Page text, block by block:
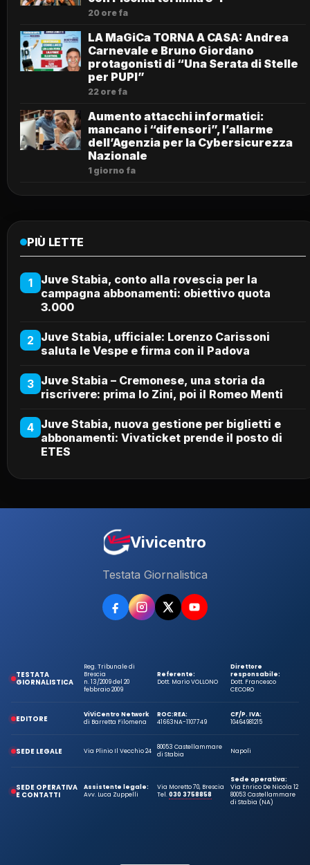
20 ore fa
LA MaGiCa TORNA A CASA: Andrea
Carnevale e Bruno Giordano
protagonisti di “Una Serata di Stelle
per PUPI”
22 ore fa
Aumento attacchi informatici:
mancano i “difensori”, l’allarme
dell’Agenzia per la Cybersicurezza
Nazionale
1 giorno fa
PIÙ LETTE
1
Juve Stabia, conto alla rovescia per la
campagna abbonamenti: obiettivo quota
3.000
2 Juve Stabia, ufficiale: Lorenzo Carissoni
saluta le Vespe e firma con il Padova
3 Juve Stabia – Cremonese, una storia da
riscrivere: prima lo Zini, poi il Romeo Menti
4 Juve Stabia, nuova gestione per biglietti e
abbonamenti: Vivaticket prende il posto di
ETES
Vivicentro
Testata Giornalistica
TESTATA
GIORNALISTICA
Reg. Tribunale di
Brescia
n. 13/2009 del 20
febbraio 2009
Referente:
Dott. Mario VOLLONO
Direttore
responsabile:
Dott. Francesco
CECORO
EDITORE
ViViCentro Network
di Barretta Filomena
ROC:
41663
REA:
NA-1107749
CF/P. IVA:
10464981215
SEDE LEGALE Via Plinio Il Vecchio 24
80053 Castellammare
di Stabia
Napoli
SEDE OPERATIVA
E CONTATTI
Assistente legale:
Avv. Luca Zuppelli
Via Moretto 70, Brescia
Tel.030 3758858
Sede operativa:
Via Enrico De Nicola 12
80053 Castellammare
di Stabia (NA)